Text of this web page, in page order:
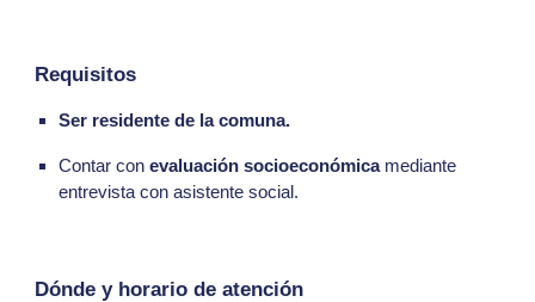
Requisitos
Ser residente de la comuna.
Contar conevaluación socioeconómicamediante
entrevista con asistente social.
Dónde y horario de atención